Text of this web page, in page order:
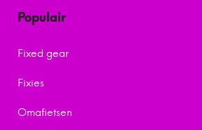
Populair
Fixed gear
Fixies
Omafietsen